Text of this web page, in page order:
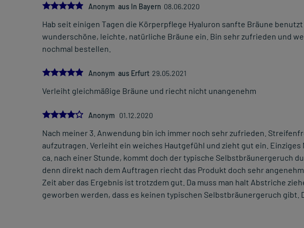
5.0
Anonym aus In Bayern 08.06.2020
Hab seit einigen Tagen die Körperpflege Hyaluron sanfte Bräune
wunderschöne, leichte, natürliche Bräune ein. Bin sehr zufrieden und
nochmal bestellen.
5.0
Anonym aus Erfurt 29.05.2021
Verleiht gleichmäßige Bräune und riecht nicht unangenehm
4.0
Anonym 01.12.2020
Nach meiner 3. Anwendung bin ich immer noch sehr zufrieden.
aufzutragen. Verleiht ein weiches Hautgefühl und zieht gut ein. Einziges
ca. nach einer Stunde, kommt doch der typische Selbstbräunergeruch
denn direkt nach dem Auftragen riecht das Produkt doch sehr
Zeit aber das Ergebnis ist trotzdem gut. Da muss man halt Abstriche
geworben werden, dass es keinen typischen Selbstbräunergeruch gibt.